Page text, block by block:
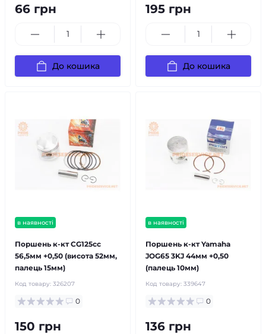
66 грн
До кошика
195 грн
До кошика
в наявності
Поршень к-кт CG125cc
56,5мм +0,50 (висота 52мм,
палець 15мм)
Код товару: 326207
0
150 грн
в наявності
Поршень к-кт Yamaha
JOG65 3KJ 44мм +0,50
(палець 10мм)
Код товару: 339647
0
136 грн